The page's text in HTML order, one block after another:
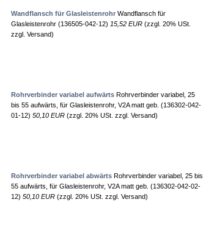
Wandflansch für Glasleistenrohr Wandflansch für
Glasleistenrohr (136505-042-12) 15,52 EUR (zzgl. 20% USt.
zzgl. Versand)
Rohrverbinder variabel aufwärts Rohrverbinder variabel, 25
bis 55 aufwärts, für Glasleistenrohr, V2A matt geb. (136302-042-
01-12) 50,10 EUR (zzgl. 20% USt. zzgl. Versand)
Rohrverbinder variabel abwärts Rohrverbinder variabel, 25 bis
55 aufwärts, für Glasleistenrohr, V2A matt geb. (136302-042-02-
12) 50,10 EUR (zzgl. 20% USt. zzgl. Versand)